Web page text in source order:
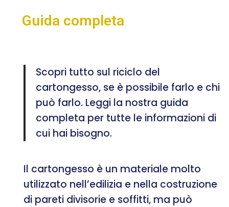
Guida completa
Scopri tutto sul riciclo del
cartongesso, se è possibile farlo e chi
può farlo. Leggi la nostra guida
completa per tutte le informazioni di
cui hai bisogno.
Il cartongesso è un materiale molto
utilizzato nell’edilizia e nella costruzione
di pareti divisorie e soffitti, ma può